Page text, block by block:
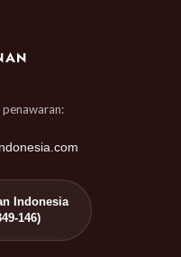
penawaran:
Indonesia
146)